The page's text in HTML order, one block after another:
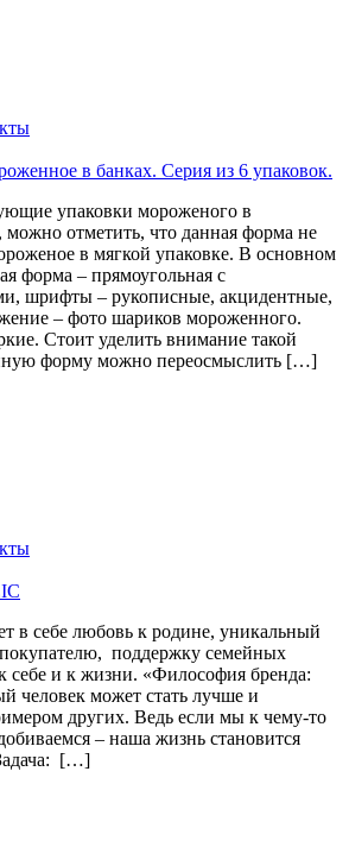
в банках. Серия из 6 упаковок.
упаковки мороженого в
можно отметить, что данная форма не
в мягкой упаковке. В основном
форма – прямоугольная с
шрифты – рукописные, акцидентные,
– фото шариков мороженного.
Стоит уделить внимание такой
форму можно переосмыслить […]
в себе любовь к родине, уникальный
поддержку семейных
себе и к жизни. «Философия бренда:
человек может стать лучше и
других. Ведь если мы к чему-то
– наша жизнь становится
[…]